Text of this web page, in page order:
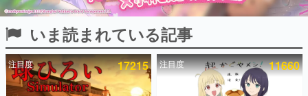
ピックアップ
電ファミのいま読まれている記事ランキング
いま読まれている記事
注目度 17215 注目度 11660